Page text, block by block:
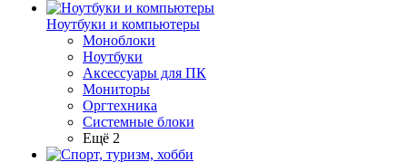
Ноутбуки и компьютеры
Моноблоки
Ноутбуки
Аксессуары для ПК
Мониторы
Оргтехника
Системные блоки
Ещё 2